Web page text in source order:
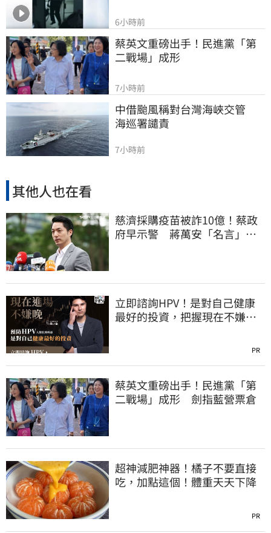
6小時前
蔡英文重磅出手！民進黨「第
二戰場」成形
7小時前
中借颱風稱對台灣海峽交管
海巡署譴責
7小時前
其他人也在看
慈濟採購疫苗被詐10億！蔡政
府早示警 蔣萬安「名言」翻
立即諮詢HPV！是對自己健康
最好的投資，把握現在不嫌
PR
蔡英文重磅出手！民進黨「第
二戰場」成形 劍指藍營票倉
超神減肥神器！橘子不要直接
吃，加點這個！體重天天下降
PR